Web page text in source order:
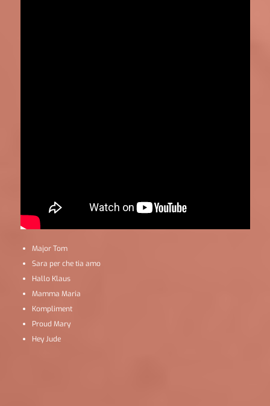
Major Tom
Sara per che tia amo
Hallo Klaus
Mamma Maria
Kompliment
Proud Mary
Hey Jude